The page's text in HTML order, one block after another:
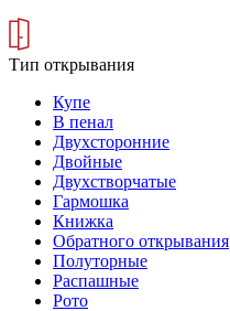
Тип открывания
Купе
В пенал
Двухсторонние
Двойные
Двухстворчатые
Гармошка
Книжка
Обратного открывания
Полуторные
Распашные
Рото